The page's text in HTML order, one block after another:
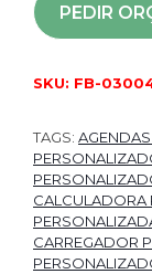
PEDIR
SKU: FB-
TAGS:
CALCULADORA
CARREGADOR